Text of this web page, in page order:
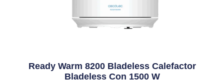
Ready Warm 8200 Bladeless Calefactor
Bladeless Con 1500 W